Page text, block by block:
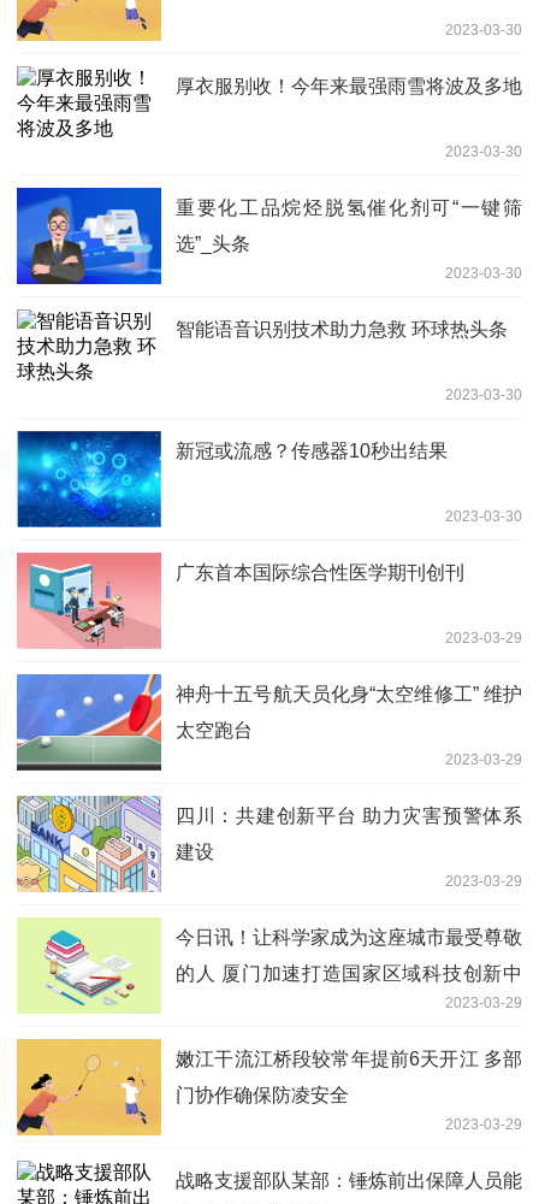
2023-03-30
厚衣服别收！今年来最强雨雪将波及多地
2023-03-30
重要化工品烷烃脱氢催化剂可“一键筛
选”_头条
2023-03-30
智能语音识别技术助力急救 环球热头条
2023-03-30
新冠或流感？传感器10秒出结果
2023-03-30
广东首本国际综合性医学期刊创刊
2023-03-29
神舟十五号航天员化身“太空维修工” 维护
太空跑台
2023-03-29
四川：共建创新平台 助力灾害预警体系
建设
2023-03-29
今日讯！让科学家成为这座城市最受尊敬
的人 厦门加速打造国家区域科技创新中
2023-03-29
嫩江干流江桥段较常年提前6天开江 多部
门协作确保防凌安全
2023-03-29
战略支援部队某部：锤炼前出保障人员能